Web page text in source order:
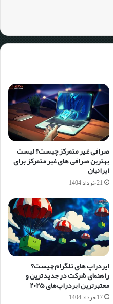
صرافی غیر متمرکز چیست؟ لیست
بهترین صرافی های غیر متمرکز برای
ایرانیان
21 خرداد 1404
ایردراپ های تلگرام چیست؟
راهنمای شرکت در جدیدترین و
معتبرترین ایردراپ‌های ۲۰۲۵
17 خرداد 1404